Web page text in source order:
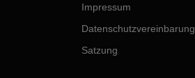
Impressum
Datenschutzvereinbarung
Satzung